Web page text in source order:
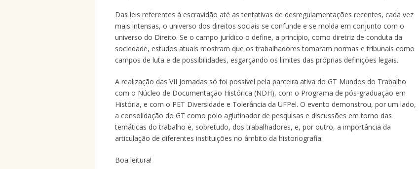
Das leis referentes à escravidão até as tentativas de desregulamentações recentes, cada vez
mais intensas, o universo dos direitos sociais se confunde e se molda em conjunto com o
universo do Direito. Se o campo jurídico o define, a princípio, como diretriz de conduta da
sociedade, estudos atuais mostram que os trabalhadores tomaram normas e tribunais como
campos de luta e de possibilidades, esgarçando os limites das próprias definições legais.
A realização das VII Jornadas só foi possível pela parceira ativa do GT Mundos do Trabalho
com o Núcleo de Documentação Histórica (NDH), com o Programa de pós-graduação em
História, e com o PET Diversidade e Tolerância da UFPel. O evento demonstrou, por um lado,
a consolidação do GT como polo aglutinador de pesquisas e discussões em torno das
temáticas do trabalho e, sobretudo, dos trabalhadores, e, por outro, a importância da
articulação de diferentes instituições no âmbito da historiografia.
Boa leitura!